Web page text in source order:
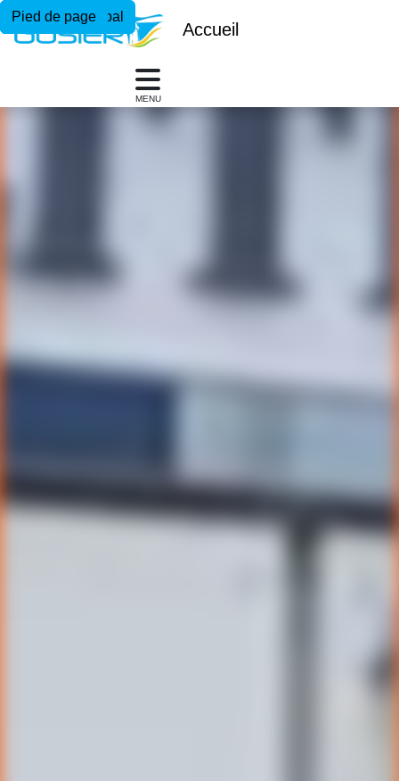
Menu principal
Contenu principal
Pied de page
Accueil
MENU